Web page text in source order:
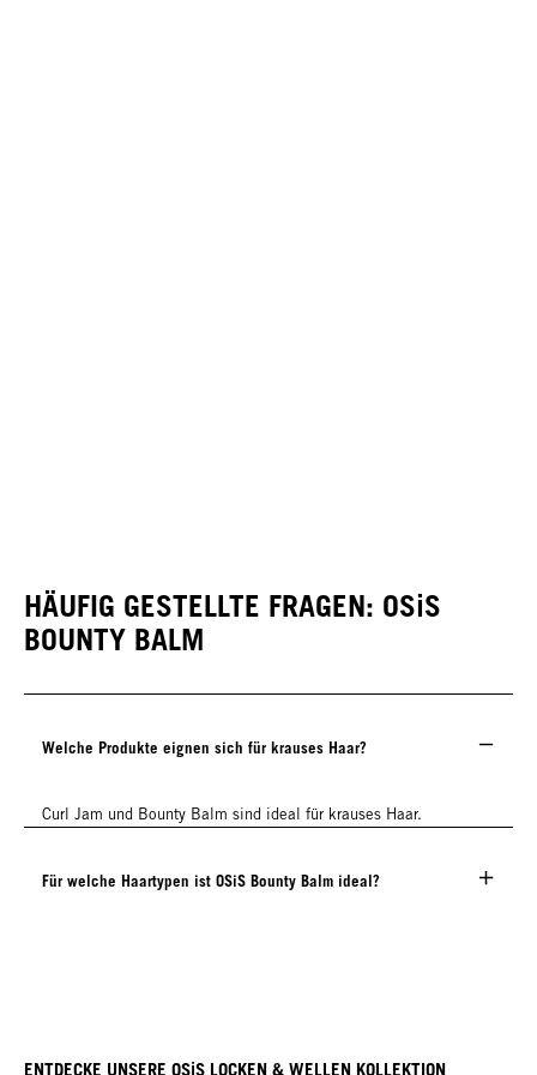
HÄUFIG GESTELLTE FRAGEN: OSiS
BOUNTY BALM
Welche Produkte eignen sich für krauses Haar?
Curl Jam und Bounty Balm sind ideal für krauses Haar.
Für welche Haartypen ist OSiS Bounty Balm ideal?
ENTDECKE UNSERE OSiS LOCKEN & WELLEN KOLLEKTION